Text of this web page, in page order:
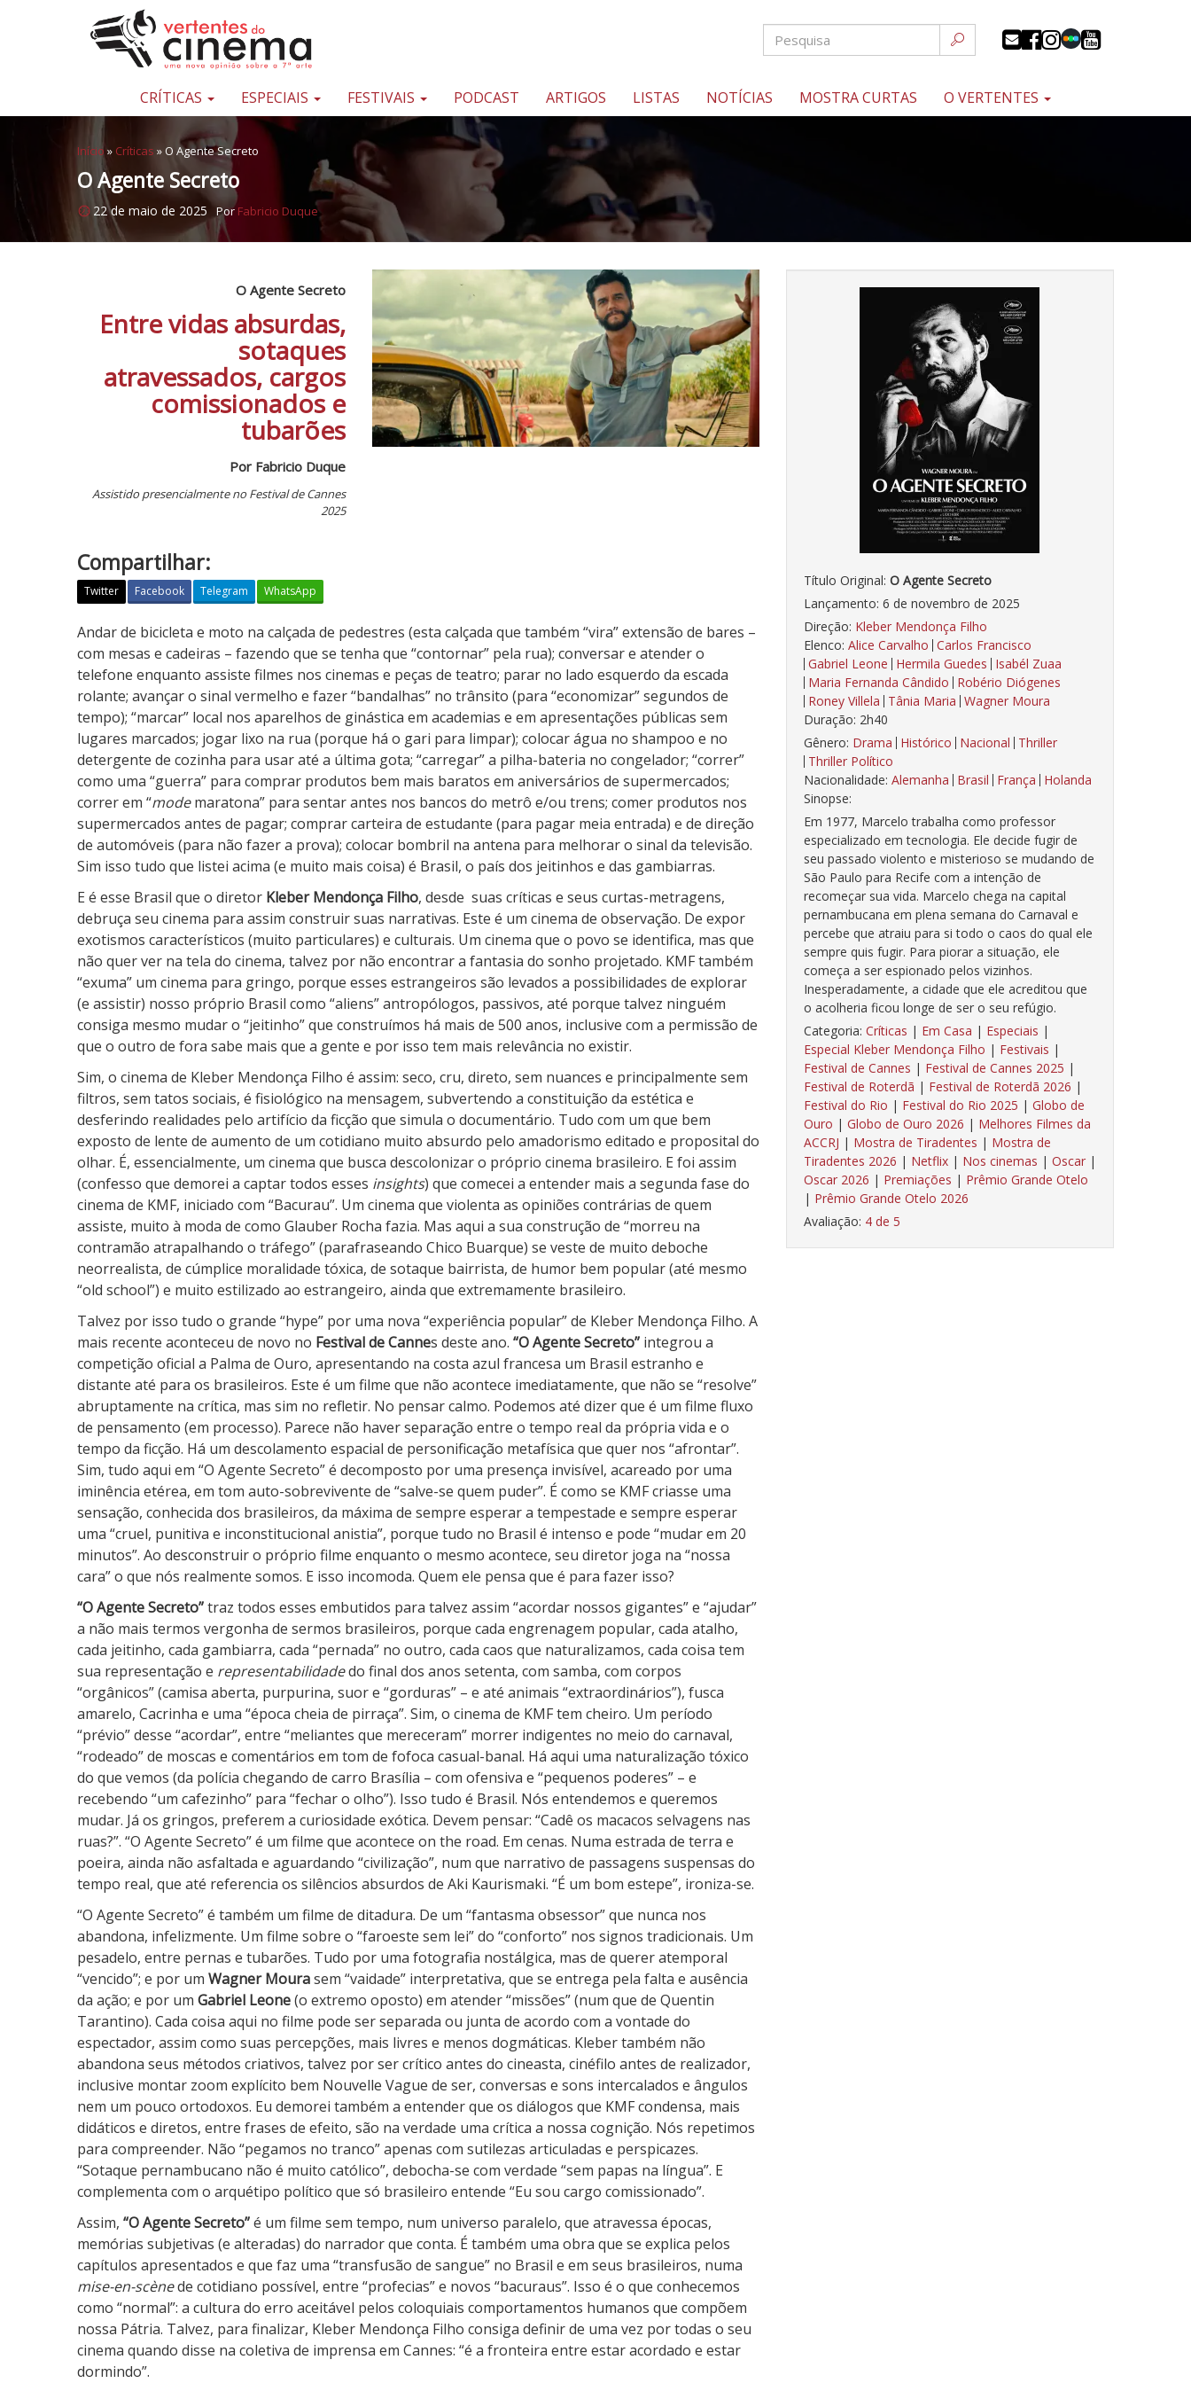
Pular para o conteúdo
Uma
sobre
sétima
arte
CRÍTICAS ESPECIAIS FESTIVAIS PODCAST ARTIGOS LISTAS NOTÍCIAS MOSTRA CURTAS O VERTENTES
Início » Críticas »O Agente Secreto
O Agente Secreto
22 de maio de 2025 Por Fabricio Duque
Título Original: O Agente Secreto
Lançamento: 6 de novembro de 2025
Direção: Kleber Mendonça Filho
Elenco: Alice Carvalho Carlos Francisco
Gabriel Leone Hermila Guedes Isabél Zuaa
Maria Fernanda Cândido Robério Diógenes
Roney Villela Tânia Maria Wagner Moura
Duração: 2h40
Gênero: Drama Histórico Nacional Thriller
Thriller Político
Nacionalidade: Alemanha Brasil França Holanda
Sinopse:
Em 1977, Marcelo trabalha como professor
especializado em tecnologia. Ele decide fugir de
seu passado violento e misterioso se mudando de
São Paulo para Recife com a intenção de
recomeçar sua vida. Marcelo chega na capital
pernambucana em plena semana do Carnaval e
percebe que atraiu para si todo o caos do qual ele
sempre quis fugir. Para piorar a situação, ele
começa a ser espionado pelos vizinhos.
Inesperadamente, a cidade que ele acreditou que
o acolheria ficou longe de ser o seu refúgio.
Categoria: Críticas | Em Casa | Especiais |
Especial Kleber Mendonça Filho | Festivais |
Festival de Cannes | Festival de Cannes 2025 |
Festival de Roterdã | Festival de Roterdã 2026 |
Festival do Rio | Festival do Rio 2025 | Globo de
Ouro | Globo de Ouro 2026 | Melhores Filmes da
ACCRJ | Mostra de Tiradentes | Mostra de
Tiradentes 2026 | Netflix | Nos cinemas | Oscar |
Oscar 2026 | Premiações | Prêmio Grande Otelo
| Prêmio Grande Otelo 2026
Avaliação: 4 de 5
O Agente Secreto
Entre vidas absurdas,
sotaques
atravessados, cargos
comissionados e
tubarões
Por Fabricio Duque
Assistido presencialmente no Festival de Cannes
2025
Compartilhar:
Twitter Facebook Telegram WhatsApp
O
A
g
e
n
t
e
S
e
c
r
e
t
o
Andar de bicicleta e moto na calçada de pedestres (esta calçada que também “vira” extensão de bares –
com mesas e cadeiras – fazendo que se tenha que “contornar” pela rua); conversar e atender o
telefone enquanto assiste filmes nos cinemas e peças de teatro; parar no lado esquerdo da escada
rolante; avançar o sinal vermelho e fazer “bandalhas” no trânsito (para “economizar” segundos de
tempo); “marcar” local nos aparelhos de ginástica em academias e em apresentações públicas sem
lugares marcados; jogar lixo na rua (porque há o gari para limpar); colocar água no shampoo e no
detergente de cozinha para usar até a última gota; “carregar” a pilha-bateria no congelador; “correr”
como uma “guerra” para comprar produtos bem mais baratos em aniversários de supermercados;
correr em “modemaratona” para sentar antes nos bancos do metrô e/ou trens; comer produtos nos
supermercados antes de pagar; comprar carteira de estudante (para pagar meia entrada) e de direção
de automóveis (para não fazer a prova); colocar bombril na antena para melhorar o sinal da televisão.
Sim isso tudo que listei acima (e muito mais coisa) é Brasil, o país dos jeitinhos e das gambiarras.
E é esse Brasil que o diretor Kleber Mendonça Filho, desde suas críticas e seus curtas-metragens,
debruça seu cinema para assim construir suas narrativas. Este é um cinema de observação. De expor
exotismos característicos (muito particulares) e culturais. Um cinema que o povo se identifica, mas que
não quer ver na tela do cinema, talvez por não encontrar a fantasia do sonho projetado. KMF também
“exuma” um cinema para gringo, porque esses estrangeiros são levados a possibilidades de explorar
(e assistir) nosso próprio Brasil como “aliens” antropólogos, passivos, até porque talvez ninguém
consiga mesmo mudar o “jeitinho” que construímos há mais de 500 anos, inclusive com a permissão de
que o outro de fora sabe mais que a gente e por isso tem mais relevância no existir.
Sim, o cinema de Kleber Mendonça Filho é assim: seco, cru, direto, sem nuances e principalmente sem
filtros, sem tatos sociais, é fisiológico na mensagem, subvertendo a constituição da estética e
desferindo realidades pelo artifício da ficção que simula o documentário. Tudo com um que bem
exposto de lente de aumento de um cotidiano muito absurdo pelo amadorismo editado e proposital do
olhar. É, essencialmente, um cinema que busca descolonizar o próprio cinema brasileiro. E foi assim
(confesso que demorei a captar todos esses insights) que comecei a entender mais a segunda fase do
cinema de KMF, iniciado com “Bacurau”. Um cinema que violenta as opiniões contrárias de quem
assiste, muito à moda de como Glauber Rocha fazia. Mas aqui a sua construção de “morreu na
contramão atrapalhando o tráfego” (parafraseando Chico Buarque) se veste de muito deboche
neorrealista, de cúmplice moralidade tóxica, de sotaque bairrista, de humor bem popular (até mesmo
“old school”) e muito estilizado ao estrangeiro, ainda que extremamente brasileiro.
Talvez por isso tudo o grande “hype” por uma nova “experiência popular” de Kleber Mendonça Filho. A
mais recente aconteceu de novo no Festival de Cannes deste ano. “O Agente Secreto” integrou a
competição oficial a Palma de Ouro, apresentando na costa azul francesa um Brasil estranho e
distante até para os brasileiros. Este é um filme que não acontece imediatamente, que não se “resolve”
abruptamente na crítica, mas sim no refletir. No pensar calmo. Podemos até dizer que é um filme fluxo
de pensamento (em processo). Parece não haver separação entre o tempo real da própria vida e o
tempo da ficção. Há um descolamento espacial de personificação metafísica que quer nos “afrontar”.
Sim, tudo aqui em “O Agente Secreto” é decomposto por uma presença invisível, acareado por uma
iminência etérea, em tom auto-sobrevivente de “salve-se quem puder”. É como se KMF criasse uma
sensação, conhecida dos brasileiros, da máxima de sempre esperar a tempestade e sempre esperar
uma “cruel, punitiva e inconstitucional anistia”, porque tudo no Brasil é intenso e pode “mudar em 20
minutos”. Ao desconstruir o próprio filme enquanto o mesmo acontece, seu diretor joga na “nossa
cara” o que nós realmente somos. E isso incomoda. Quem ele pensa que é para fazer isso?
“O Agente Secreto”traz todos esses embutidos para talvez assim “acordar nossos gigantes” e “ajudar”
a não mais termos vergonha de sermos brasileiros, porque cada engrenagem popular, cada atalho,
cada jeitinho, cada gambiarra, cada “pernada” no outro, cada caos que naturalizamos, cada coisa tem
sua representação e representabilidadedo final dos anos setenta, com samba, com corpos
“orgânicos” (camisa aberta, purpurina, suor e “gorduras” – e até animais “extraordinários”), fusca
amarelo, Cacrinha e uma “época cheia de pirraça”. Sim, o cinema de KMF tem cheiro. Um período
“prévio” desse “acordar”, entre “meliantes que mereceram” morrer indigentes no meio do carnaval,
“rodeado” de moscas e comentários em tom de fofoca casual-banal. Há aqui uma naturalização tóxico
do que vemos (da polícia chegando de carro Brasília – com ofensiva e “pequenos poderes” – e
recebendo “um cafezinho” para “fechar o olho”). Isso tudo é Brasil. Nós entendemos e queremos
mudar. Já os gringos, preferem a curiosidade exótica. Devem pensar: “Cadê os macacos selvagens nas
ruas?”. “O Agente Secreto” é um filme que acontece on the road. Em cenas. Numa estrada de terra e
poeira, ainda não asfaltada e aguardando “civilização”, num que narrativo de passagens suspensas do
tempo real, que até referencia os silêncios absurdos de Aki Kaurismaki. “É um bom estepe”, ironiza-se.
“O Agente Secreto” é também um filme de ditadura. De um “fantasma obsessor” que nunca nos
abandona, infelizmente. Um filme sobre o “faroeste sem lei” do “conforto” nos signos tradicionais. Um
pesadelo, entre pernas e tubarões. Tudo por uma fotografia nostálgica, mas de querer atemporal
“vencido”; e por um Wagner Mourasem “vaidade” interpretativa, que se entrega pela falta e ausência
da ação; e por um Gabriel Leone(o extremo oposto) em atender “missões” (num que de Quentin
Tarantino). Cada coisa aqui no filme pode ser separada ou junta de acordo com a vontade do
espectador, assim como suas percepções, mais livres e menos dogmáticas. Kleber também não
abandona seus métodos criativos, talvez por ser crítico antes do cineasta, cinéfilo antes de realizador,
inclusive montar zoom explícito bem Nouvelle Vague de ser, conversas e sons intercalados e ângulos
nem um pouco ortodoxos. Eu demorei também a entender que os diálogos que KMF condensa, mais
didáticos e diretos, entre frases de efeito, são na verdade uma crítica a nossa cognição. Nós repetimos
para compreender. Não “pegamos no tranco” apenas com sutilezas articuladas e perspicazes.
“Sotaque pernambucano não é muito católico”, debocha-se com verdade “sem papas na língua”. E
complementa com o arquétipo político que só brasileiro entende “Eu sou cargo comissionado”.
Assim, “O Agente Secreto”é um filme sem tempo, num universo paralelo, que atravessa épocas,
memórias subjetivas (e alteradas) do narrador que conta. É também uma obra que se explica pelos
capítulos apresentados e que faz uma “transfusão de sangue” no Brasil e em seus brasileiros, numa
mise-en-scènede cotidiano possível, entre “profecias” e novos “bacuraus”. Isso é o que conhecemos
como “normal”: a cultura do erro aceitável pelos coloquiais comportamentos humanos que compõem
nossa Pátria. Talvez, para finalizar, Kleber Mendonça Filho consiga definir de uma vez por todas o seu
cinema quando disse na coletiva de imprensa em Cannes: “é a fronteira entre estar acordado e estar
dormindo”.